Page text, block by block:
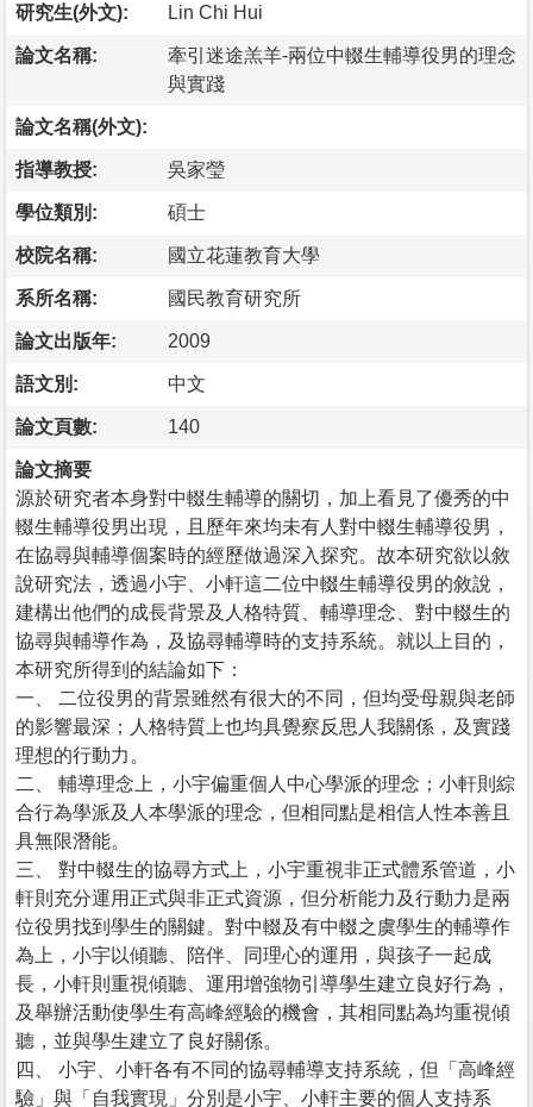
研究生(外文): Lin Chi Hui
論文名稱:
牽引迷途羔羊-兩位中輟生輔導役男的理念
與實踐
論文名稱(外文):
指導教授: 吳家瑩
學位類別: 碩士
校院名稱: 國立花蓮教育大學
系所名稱: 國民教育研究所
論文出版年: 2009
語文別: 中文
論文頁數: 140
論文摘要
源於研究者本身對中輟生輔導的關切，加上看見了優秀的中
輟生輔導役男出現，且歷年來均未有人對中輟生輔導役男，
在協尋與輔導個案時的經歷做過深入探究。故本研究欲以敘
說研究法，透過小宇、小軒這二位中輟生輔導役男的敘說，
建構出他們的成長背景及人格特質、輔導理念、對中輟生的
協尋與輔導作為，及協尋輔導時的支持系統。就以上目的，
本研究所得到的結論如下：
一、 二位役男的背景雖然有很大的不同，但均受母親與老師
的影響最深；人格特質上也均具覺察反思人我關係，及實踐
理想的行動力。
二、 輔導理念上，小宇偏重個人中心學派的理念；小軒則綜
合行為學派及人本學派的理念，但相同點是相信人性本善且
具無限潛能。
三、 對中輟生的協尋方式上，小宇重視非正式體系管道，小
軒則充分運用正式與非正式資源，但分析能力及行動力是兩
位役男找到學生的關鍵。對中輟及有中輟之虞學生的輔導作
為上，小宇以傾聽、陪伴、同理心的運用，與孩子一起成
長，小軒則重視傾聽、運用增強物引導學生建立良好行為，
及舉辦活動使學生有高峰經驗的機會，其相同點為均重視傾
聽，並與學生建立了良好關係。
四、 小宇、小軒各有不同的協尋輔導支持系統，但「高峰經
驗」與「自我實現」分別是小宇、小軒主要的個人支持系